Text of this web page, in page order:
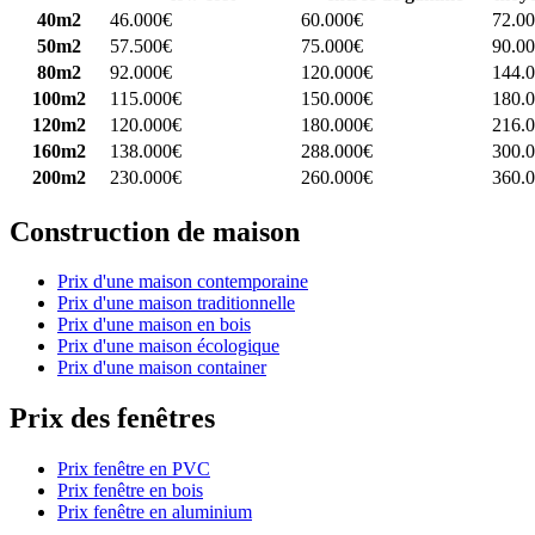
40m2
46.000€ 60.000€
50m2
57.500€ 75.000€
80m2
92.000€ 120.000€
100m2
115.000€ 150.000€
120m2
120.000€ 180.000€
160m2
138.000€ 288.000€
200m2
230.000€ 260.000€
Construction de maison
Prix d'une maison contemporaine
Prix d'une maison traditionnelle
Prix d'une maison en bois
Prix d'une maison écologique
Prix d'une maison container
Prix des fenêtres
Prix fenêtre en PVC
Prix fenêtre en bois
Prix fenêtre en aluminium